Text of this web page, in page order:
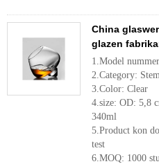
China
glazen
1.Model
2.Category:
3.Color: Clear
4.size: OD: 5,8
340ml
5.Product kon
test
6.MOQ: 1000